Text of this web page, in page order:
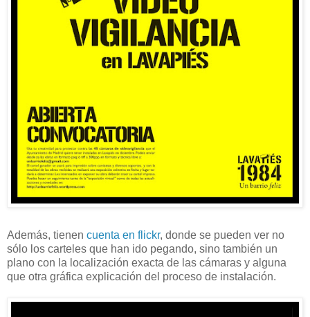
Además, tienen cuenta en flickr, donde se pueden ver no
sólo los carteles que han ido pegando, sino también un
plano con la localización exacta de las cámaras y alguna
que otra gráfica explicación del proceso de instalación.